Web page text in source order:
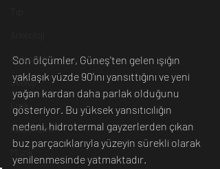
Antropoloji
Jeoloji
Fizik
Astronomi
Müzik
Son ölçümler, Güneş'ten gelen ışığın
yaklaşık yüzde 90'ını yansıttığını ve yeni
yağan kardan daha parlak olduğunu
gösteriyor. Bu yüksek yansıtıcılığın
nedeni, hidrotermal gayzerlerden çıkan
buz parçacıklarıyla yüzeyin sürekli olarak
yenilenmesinde yatmaktadır.